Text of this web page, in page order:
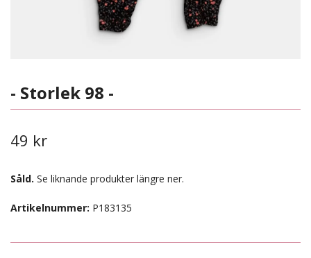
- Storlek 98 -
49 kr
Såld. Se liknande produkter längre ner.
Artikelnummer: P183135